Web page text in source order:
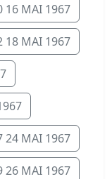
16 MAI 1967
18 MAI 1967
24 MAI 1967
26 MAI 1967